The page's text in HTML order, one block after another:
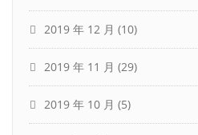
2019 年 12 月 (10)
2019 年 11 月 (29)
2019 年 10 月 (5)